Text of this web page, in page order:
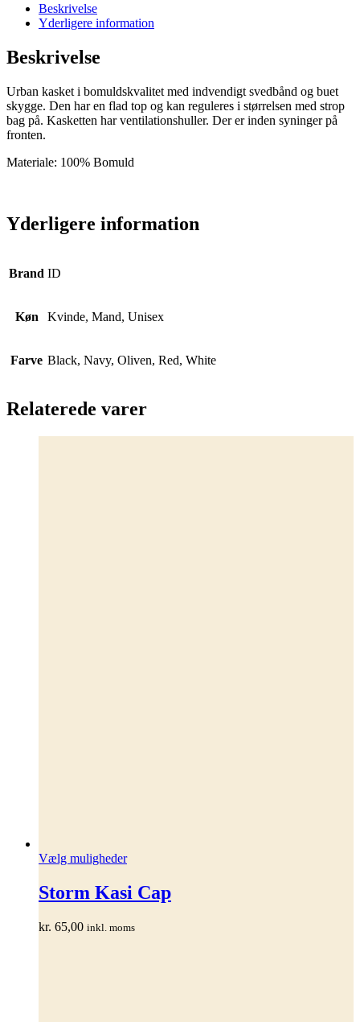
Beskrivelse
Yderligere information
Beskrivelse
Urban kasket i bomuldskvalitet med indvendigt svedbånd og buet
skygge. Den har en flad top og kan reguleres i størrelsen med strop
bag på. Kasketten har ventilationshuller. Der er inden syninger på
fronten.
Materiale: 100% Bomuld
Yderligere information
Brand ID
Køn Kvinde, Mand, Unisex
Farve Black, Navy, Oliven, Red, White
Relaterede varer
Vælg mulighederDette
har
flere
Mulighederne
Storm Kasi Cap
kr. 65,00 inkl. moms